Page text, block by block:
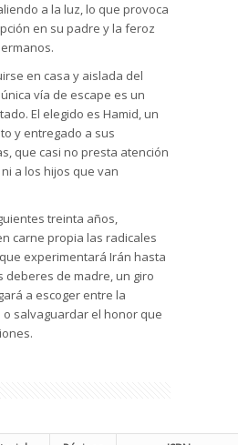
a la luz, lo que provoca
en su padre y la feroz
en casa y aislada del
vía de escape es un
El elegido es Hamid, un
y entregado a sus
que casi no presta atención
a los hijos que van
treinta años,
carne propia las radicales
experimentará Irán hasta
deberes de madre, un giro
a escoger entre la
salvaguardar el honor que